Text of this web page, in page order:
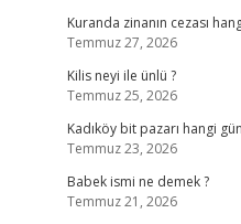
Kuranda zinanın cezası
Temmuz 27, 2026
Kilis neyi ile ünlü ?
Temmuz 25, 2026
Kadıköy bit pazarı hangi
Temmuz 23, 2026
Babek ismi ne demek ?
Temmuz 21, 2026